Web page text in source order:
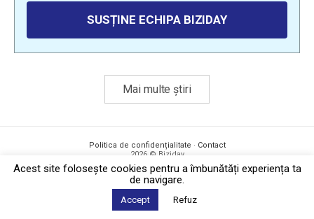
SUSȚINE ECHIPA BIZIDAY
Mai multe știri
Politica de confidențialitate · Contact
2026 © Biziday
Acest site foloseşte cookies pentru a îmbunătăți experiența ta
de navigare.
Accept Refuz